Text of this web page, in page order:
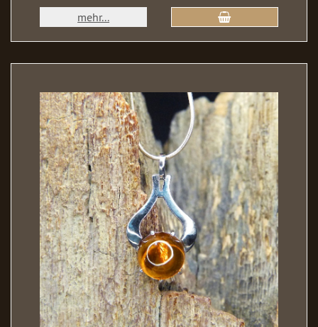
mehr...